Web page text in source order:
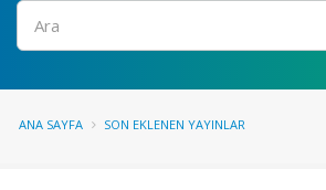
Ara
ANA SAYFA SON EKLENEN YAYINLAR